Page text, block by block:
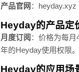
产品官网 ：heyday.xyz
Heyday的产品定
月度订阅 ：价格为每月
年的Heyday使用权限。
Heyday的应用场